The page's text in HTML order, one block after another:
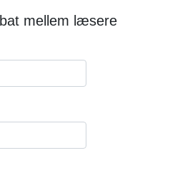
mellem læsere